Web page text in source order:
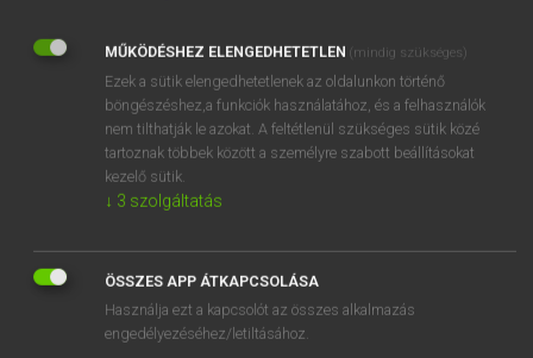
EGYÉNI FELHASZNÁLÓKNAK
TANULÓKNAK
OKTATÁSI INTÉZMÉNYEKNEK
VÁLLALATI MEGOLDÁSOK
RÓLUNK
ELÉRHETŐSÉG
SÜTI BEÁLLÍTÁSOK
MŰKÖDÉSHEZ ELENGEDHETETLEN (mindig szükséges)
Ezek a sütik elengedhetetlenek az oldalunkon történő
böngészéshez,a funkciók használatához, és a felhasználók
nem tilthatják le azokat. A feltétlenül szükséges sütik közé
tartoznak többek között a személyre szabott beállításokat
kezelő sütik.
↓ 3 szolgáltatás
ÖSSZES APP ÁTKAPCSOLÁSA
Használja ezt a kapcsolót az összes alkalmazás
engedélyezéséhez/letiltásához.